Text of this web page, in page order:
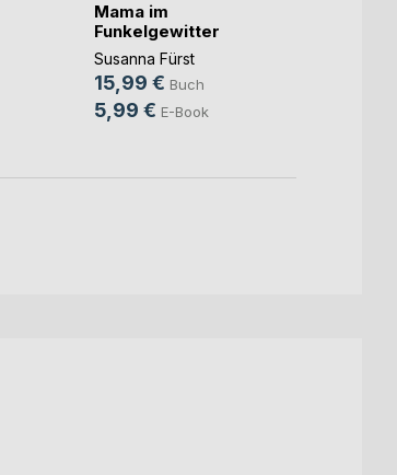
Mama im
Funkelgewitter
Susanna Fürst
15,99 € Buch
5,99 € E-Book